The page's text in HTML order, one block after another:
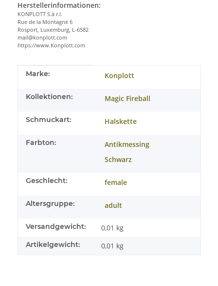
Herstellerinformationen:
KONPLOTT S.à r.l.
Rue de la Montagne 6
Rosport, Luxemburg, L-6582
mail@konplott.com
https://www.Konplott.com
Produkteigenschaft
Wert
Marke: Konplott
Kollektionen: Magic Fireball
Schmuckart: Halskette
Farbton:
Antikmessing
Schwarz
Geschlecht: female
Altersgruppe: adult
Versandgewicht: 0,01 kg
Artikelgewicht: 0,01 kg